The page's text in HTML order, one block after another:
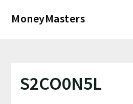
MoneyMasters
S2CO0N5L